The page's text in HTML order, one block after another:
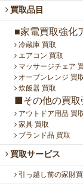
買取品目
■家電買取強化
冷蔵庫 買取
エアコン 買取
マッサージチェア
オーブンレンジ 買
炊飯器 買取
■その他の買
アウトドア用品 買
家具 買取
ブランド品 買取
買取サービス
引っ越し前の家財